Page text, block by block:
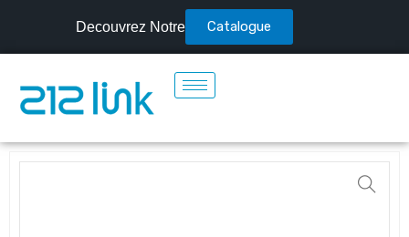
Decouvrez Notre Catalogue